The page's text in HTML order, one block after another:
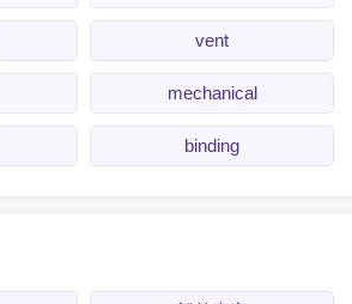
vent
mechanical
binding